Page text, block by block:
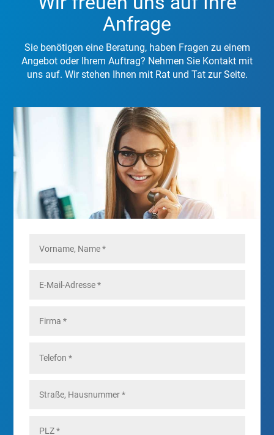
Anfrage
Sie benötigen eine Beratung, haben Fragen zu einem
Angebot oder Ihrem Auftrag? Nehmen Sie Kontakt mit
uns auf. Wir stehen Ihnen mit Rat und Tat zur Seite.